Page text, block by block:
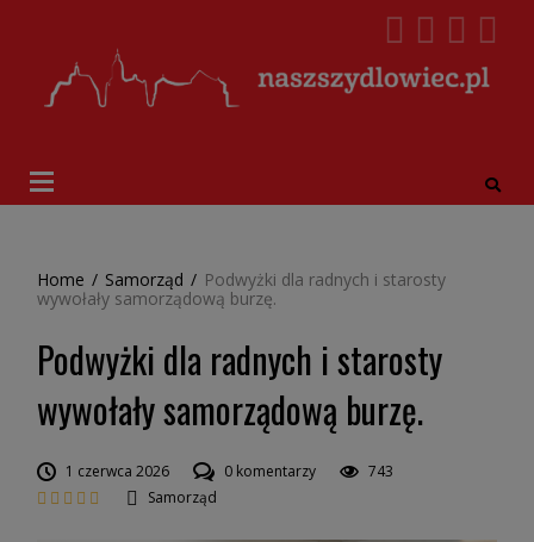
Home / Samorząd / Podwyżki dla radnych i starosty
wywołały samorządową burzę.
Podwyżki dla radnych i starosty
wywołały samorządową burzę.
1 czerwca 2026 0 komentarzy
743
Samorząd